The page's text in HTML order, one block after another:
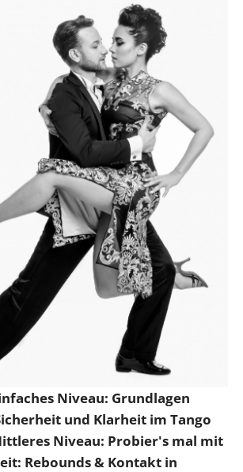
Niveau: Grundlagen
und Klarheit im Tango
Niveau: Probier's mal mit
Rebounds & Kontakt in